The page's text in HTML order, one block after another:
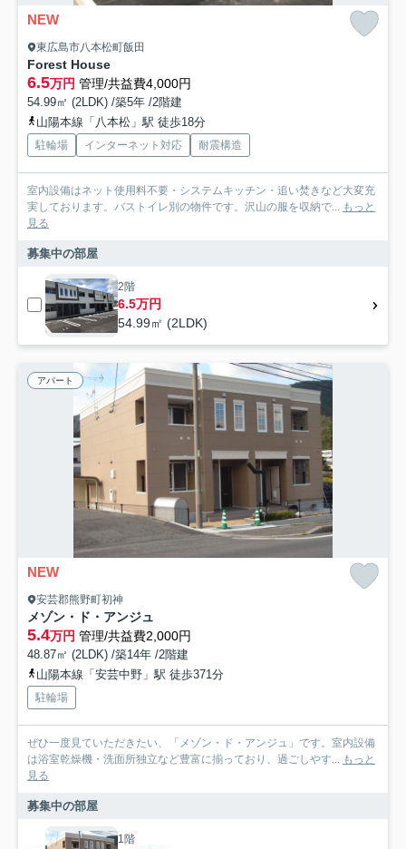
NEW
東広島市八本松町飯田
Forest House
6.5万円 管理/共益費4,000円
54.99㎡ (2LDK) /築5年 /2階建
山陽本線「八本松」駅 徒歩18分
駐輪場 インターネット対応 耐震構造
室内設備はネット使用料不要・システムキッチン・追い焚きなど大変充
実しております。バストイレ別の物件です。沢山の服を収納で... もっと
見る
募集中の部屋
2階
6.5万円
54.99㎡ (2LDK)
アパート
NEW
安芸郡熊野町初神
メゾン・ド・アンジュ
5.4万円 管理/共益費2,000円
48.87㎡ (2LDK) /築14年 /2階建
山陽本線「安芸中野」駅 徒歩371分
駐輪場
ぜひ一度見ていただきたい、「メゾン・ド・アンジュ」です。室内設備
は浴室乾燥機・洗面所独立など豊富に揃っており、過ごしやす... もっと
見る
募集中の部屋
1階